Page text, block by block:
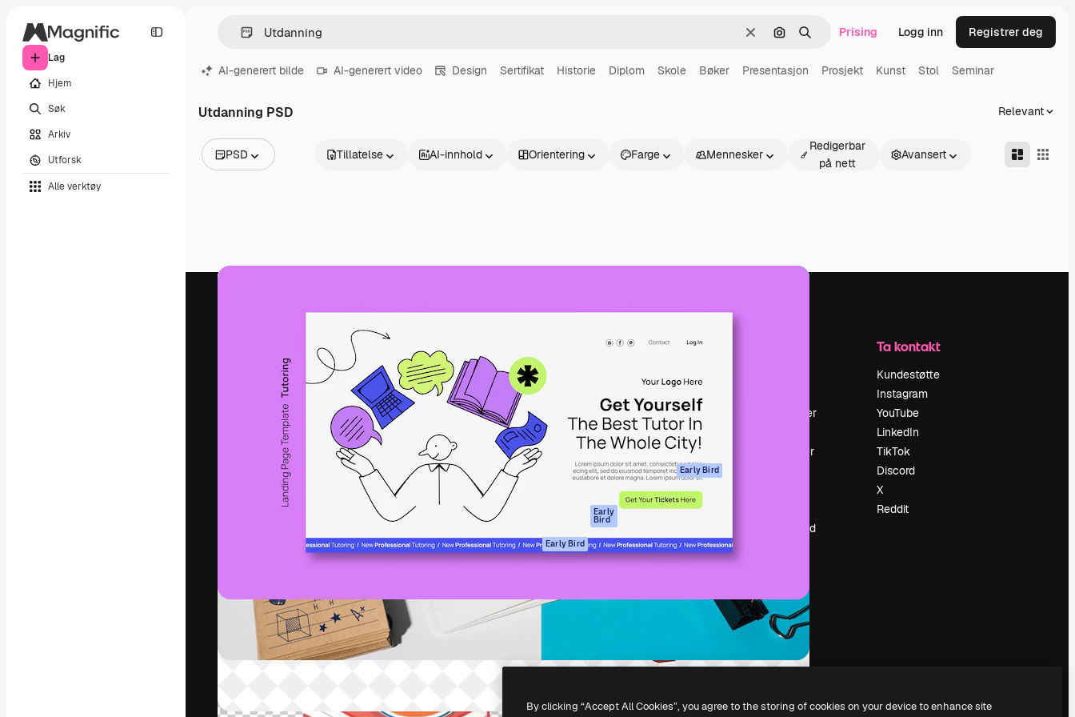
Lag
Hjem
Søk
Arkiv
Utforsk
Alle verktøy
Slett Søk etter bilde
Søk Prising Logg inn Registrer deg
AI-generert bilde AI-generert video Design Sertifikat Historie Diplom Skole Bøker Presentasjon Prosjekt Kunst Stol Seminar
Utdanning PSD Relevant
PSD
Videoer
Tillatelse AI-innhold Orientering Farge Mennesker
Redigerbar
på nett
Avansert
Den kreative plattformen for å lede ditt
beste arbeid. Mer enn 1 million abonnenter
blant kreative, selskaper, byråer og studioer.
Norsk bokmål
Spaces
AI-assistent
AI Image Generator
AI-videogenerator
AI-
stemmegenerator
Arkivinnhold
MCP for
Early
Bird
Agenter Early Bird
API
Alle Magnific-
verktøy
Kom i gang
Support
Vilkår for bruk
Personvernerklæring
Originaler Early Bird
Retningslinjer for
informasjonskapsler
Affiliates
For bedrifter
Anmeldelser
Søketrender
Selg innhold
Ta kontakt
Kundestøtte
Instagram
YouTube
LinkedIn
TikTok
Discord
X
Reddit
Alle rettigheter forbeholdt.
By clicking “Accept All Cookies”, you agree to the storing of cookies on your device to enhance site